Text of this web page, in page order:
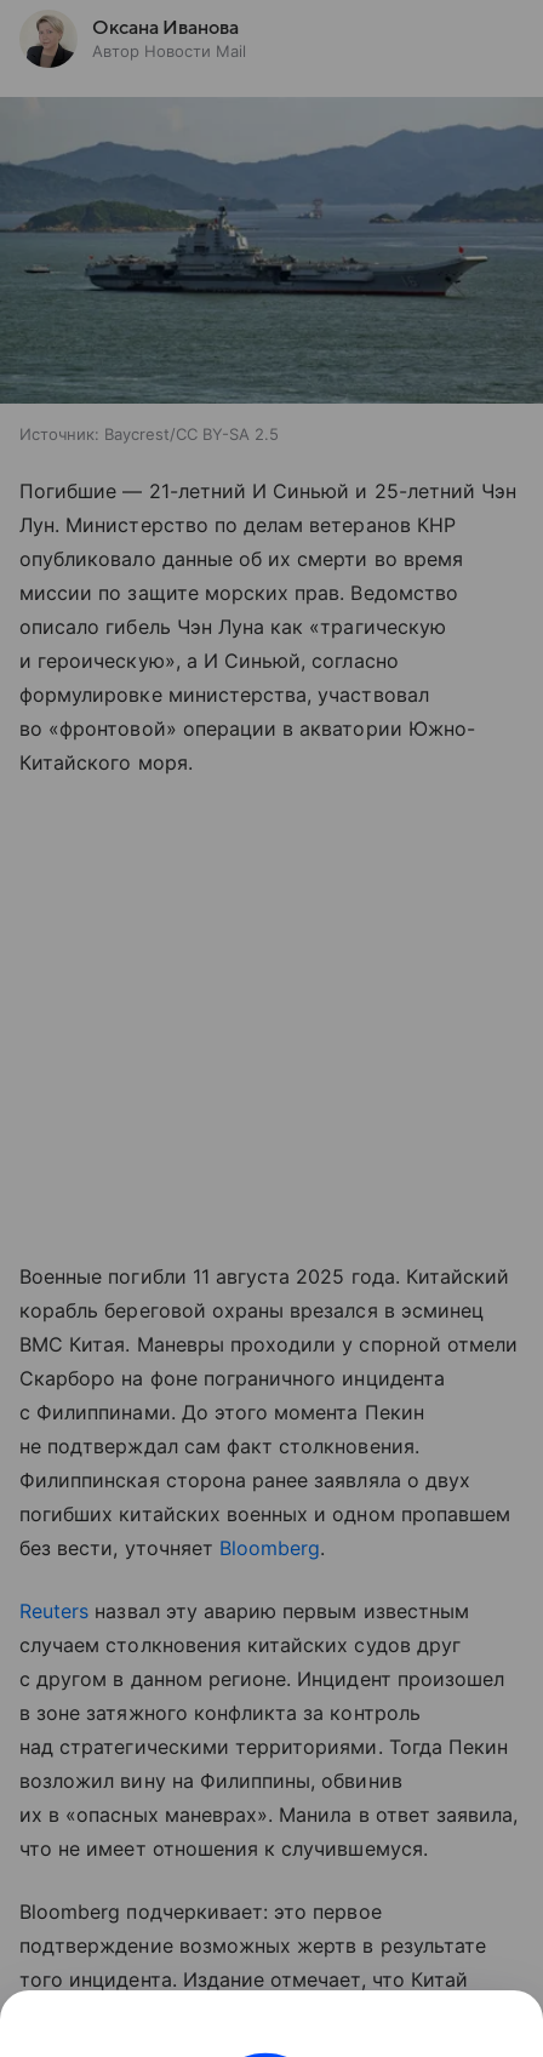
Оксана Иванова
Автор Новости Mail
Источник: Baycrest/CC BY-SA 2.5
Погибшие — 21-летний И Синьюй и 25-летний Чэн
Лун. Министерство по делам ветеранов КНР
опубликовало данные об их смерти во время
миссии по защите морских прав. Ведомство
описало гибель Чэн Луна как «трагическую
и героическую», а И Синьюй, согласно
формулировке министерства, участвовал
во «фронтовой» операции в акватории Южно-
Китайского моря.
Военные погибли 11 августа 2025 года. Китайский
корабль береговой охраны врезался в эсминец
ВМС Китая. Маневры проходили у спорной отмели
Скарборо на фоне пограничного инцидента
с Филиппинами. До этого момента Пекин
не подтверждал сам факт столкновения.
Филиппинская сторона ранее заявляла о двух
погибших китайских военных и одном пропавшем
без вести, уточняет Bloomberg.
Reuters назвал эту аварию первым известным
случаем столкновения китайских судов друг
с другом в данном регионе. Инцидент произошел
в зоне затяжного конфликта за контроль
над стратегическими территориями. Тогда Пекин
возложил вину на Филиппины, обвинив
их в «опасных маневрах». Манила в ответ заявила,
что не имеет отношения к случившемуся.
Bloomberg подчеркивает: это первое
подтверждение возможных жертв в результате
того инцидента. Издание отмечает, что Китай
во время операции или столкновения в Южно-